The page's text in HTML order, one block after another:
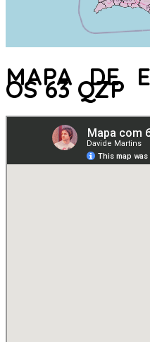
MAPA DE
OS 63 QZP